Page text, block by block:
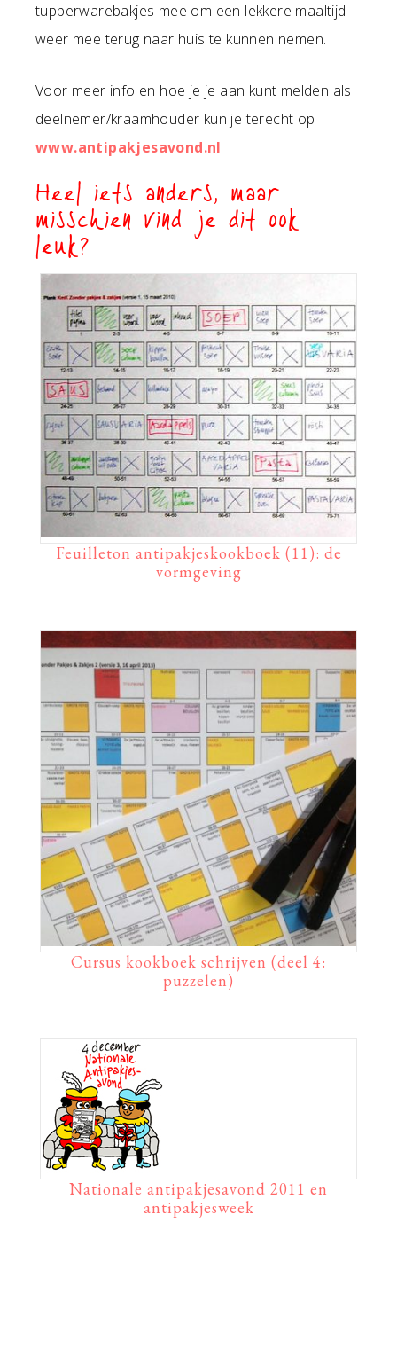
tupperwarebakjes mee om een lekkere maaltijd
weer mee terug naar huis te kunnen nemen.
Voor meer info en hoe je je aan kunt melden als
deelnemer/kraamhouder kun je terecht op
www.antipakjesavond.nl
Heel iets anders, maar
misschien vind je dit ook
leuk?
Feuilleton antipakjeskookboek (11): de
vormgeving
Cursus kookboek schrijven (deel 4:
puzzelen)
Nationale antipakjesavond 2011 en
antipakjesweek